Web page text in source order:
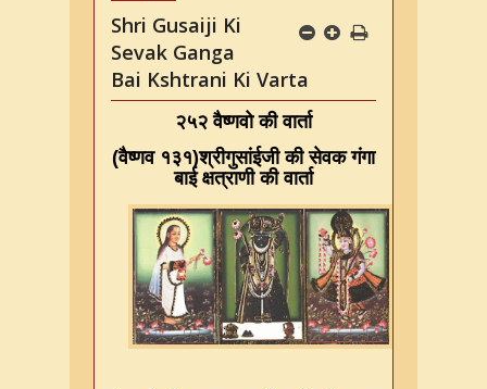
Shri Gusaiji Ki
Sevak Ganga
Bai Kshtrani Ki Varta
२५२ वैष्णवो की वार्ता
(वैष्णव १३१)श्रीगुसांईजी की सेवक गंगा
बाई क्षत्राणी की वार्ता